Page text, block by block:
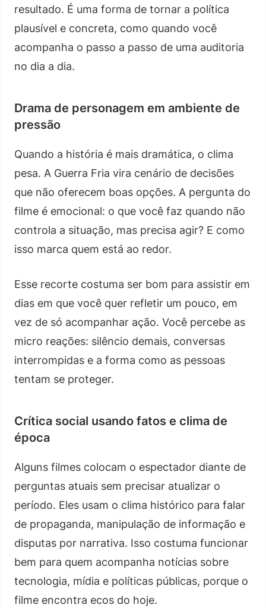
resultado. É uma forma de tornar a política
plausível e concreta, como quando você
acompanha o passo a passo de uma auditoria
no dia a dia.
Drama de personagem em ambiente de
pressão
Quando a história é mais dramática, o clima
pesa. A Guerra Fria vira cenário de decisões
que não oferecem boas opções. A pergunta do
filme é emocional: o que você faz quando não
controla a situação, mas precisa agir? E como
isso marca quem está ao redor.
Esse recorte costuma ser bom para assistir em
dias em que você quer refletir um pouco, em
vez de só acompanhar ação. Você percebe as
micro reações: silêncio demais, conversas
interrompidas e a forma como as pessoas
tentam se proteger.
Crítica social usando fatos e clima de
época
Alguns filmes colocam o espectador diante de
perguntas atuais sem precisar atualizar o
período. Eles usam o clima histórico para falar
de propaganda, manipulação de informação e
disputas por narrativa. Isso costuma funcionar
bem para quem acompanha notícias sobre
tecnologia, mídia e políticas públicas, porque o
filme encontra ecos do hoje.